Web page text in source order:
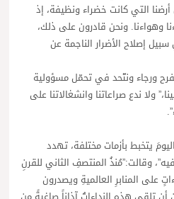
التي كانت خضراء ونظيفة، إذ
وهواءنا. ونحن قادرون على ذلك،
إصلاح الأضرار الناجمة عن
ورجاء ونتّحد في تحمّل مسؤولية
ولا ندع صراعاتنا وانشغالاتنا على
يتخبط بأزمات مختلفة، تهدد
وقالت:”مُنذُ المنتصفِ الثاني للقرنِ
على المنابرِ العالميةِ ويصدرون